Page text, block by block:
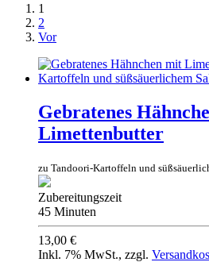
1
2
Vor
Gebratenes
Limettenbutter
zu Tandoori-Kartoffeln und
Zubereitungszeit
45 Minuten
13,00 €
Inkl. 7% MwSt., zzgl.